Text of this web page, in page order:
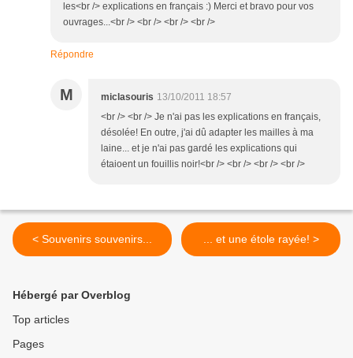
les<br /> explications en français :) Merci et bravo pour vos
ouvrages...<br /> <br /> <br /> <br />
Répondre
M miclasouris 13/10/2011 18:57
<br /> <br /> Je n'ai pas les explications en français,
désolée! En outre, j'ai dû adapter les mailles à ma
laine... et je n'ai pas gardé les explications qui
étaioent un fouillis noir!<br /> <br /> <br /> <br />
< Souvenirs souvenirs... ... et une étole rayée! >
Hébergé par Overblog
Top articles
Pages